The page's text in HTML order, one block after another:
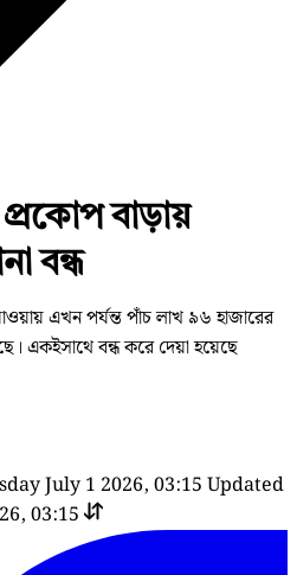
প্রকোপ বাড়ায়
বন্ধ
এখন পর্যন্ত পাঁচ লাখ ৯৬ হাজারের
একইসাথে বন্ধ করে দেয়া হয়েছে
July 1 2026, 03:15 Updated
03:15